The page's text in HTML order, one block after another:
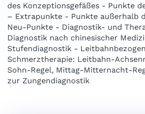
des Konzeptionsgefäßes - Punkte
– Extrapunkte - Punkte außerhalb
Neu-Punkte - Diagnostik- und
Diagnostik nach chinesischer
Stufendiagnostik -
Schmerztherapie: Leitbahn-
Sohn-Regel, Mittag-Mitternacht-
zur Zungendiagnostik